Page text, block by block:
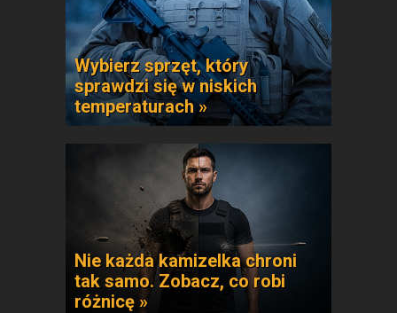
Wybierz sprzęt, który
sprawdzi się w niskich
temperaturach »
Nie każda kamizelka chroni
tak samo. Zobacz, co robi
różnicę »